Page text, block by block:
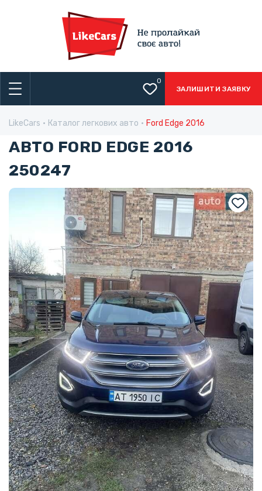
0
ЗАЛИШИТИ ЗАЯВКУ
LikeCars Каталог легкових авто Ford Edge 2016
АВТО FORD EDGE 2016
250247